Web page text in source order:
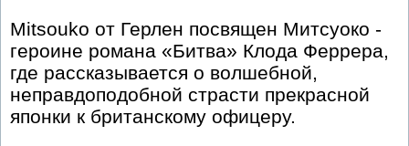
Mitsouko от Герлен посвящен Митсуоко -
героине романа «Битва» Клода Феррера,
где рассказывается о волшебной,
неправдоподобной страсти прекрасной
японки к британскому офицеру.